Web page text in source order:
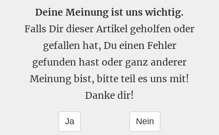
Deine Meinung ist uns wichtig.
Falls Dir dieser Artikel geholfen oder
gefallen hat, Du einen Fehler
gefunden hast oder ganz anderer
Meinung bist, bitte teil es uns mit!
Danke dir!